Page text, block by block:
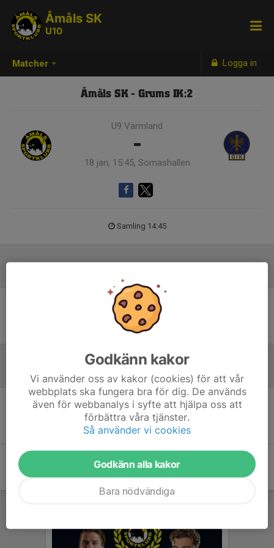
Matcher Logga in
Åmåls SK
U10
Åmåls SK - Grums IK:2
U9 Värmland
-
18 jan, 15:45, Somashallen
Samling 14:45
Ingen uppställning ifylld
Referat
Inget referat skrivet
Godkänn kakor
Vi använder oss av kakor (cookies) för att vår
webbplats ska fungera bra för dig. De används
även för webbanalys i syfte att hjälpa oss att
förbättra våra tjänster.
Så använder vi cookies
Godkänn alla kakor
Bara nödvändiga